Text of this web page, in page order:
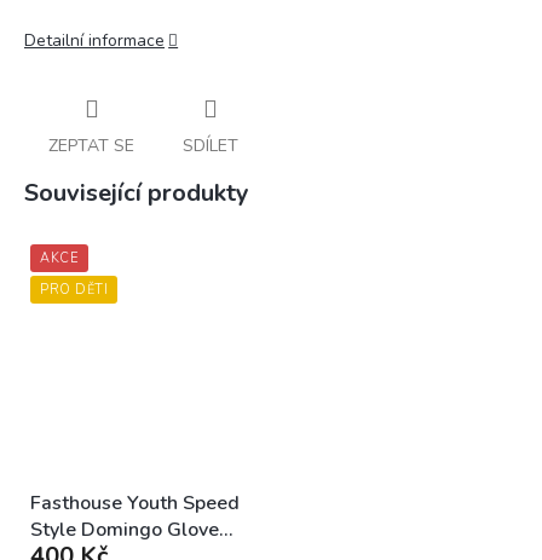
Detailní informace
ZEPTAT SE SDÍLET
Související produkty
AKCE
PRO DĚTI
Fasthouse Youth Speed
Style Domingo Glove